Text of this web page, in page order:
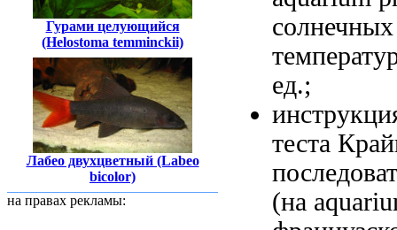
Гурами целующийся
(Helostoma temminckii)
Лабео двухцветный (Labeo
bicolor)
на правах рекламы:
ед.;
теста
(на